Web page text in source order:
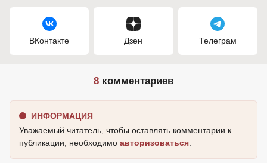
ВКонтакте Дзен Телеграм
8 комментариев
ИНФОРМАЦИЯ
Уважаемый читатель, чтобы оставлять комментарии к
публикации, необходимо авторизоваться